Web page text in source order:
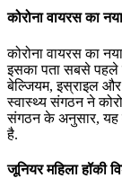
कोरोना वायरस का
कोरोना वायरस का
इसका पता सबसे पहले
बेल्जियम, इस्राइल
स्वास्थ्य संगठन ने
संगठन के अनुसार, यह
है.
जूनियर महिला हॉकी